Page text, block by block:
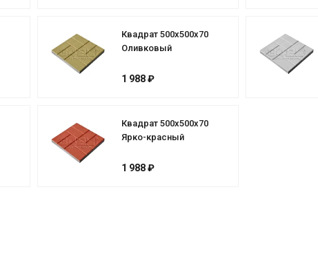
Квадрат 500х500х70
Оливковый
1 988 ₽
Квадрат 500х500х70
Ярко-красный
1 988 ₽